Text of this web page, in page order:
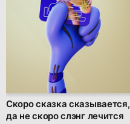
Скоро сказка сказывается,
да не скоро слэнг лечится